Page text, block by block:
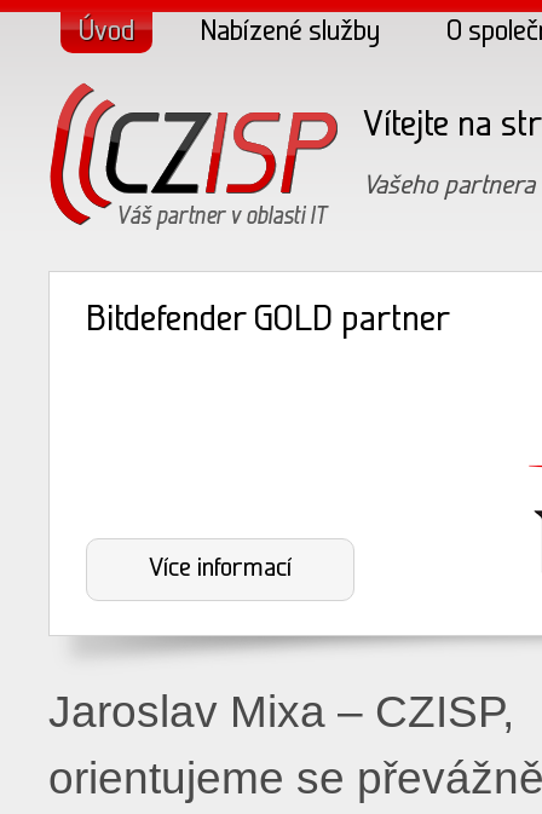
Úvod Nabízené služby O
Vítejte na
Vašeho
Bitdefender GOLD partner
Více informací
Jaroslav Mixa – CZISP,
orientujeme se